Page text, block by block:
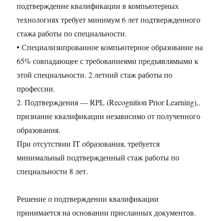
подтверждение квалификации в компьютерных
технологиях требует минимум 6 лет подтвержденного
стажа работы по специальности.
• Специализипрованное компьютерное образование на
65% совпадающее с требованиеями предъявлямыми к
этой специальности. 2 летний стаж работы по
профессии.
2. Подтверждения — RPL (Recognition Prior Learning),.
признание квалификации независимо от полученного
образования.
При отсутствии IT образования, требуется
минимальный подтвержденный стаж работы по
специальности 8 лет.
Решение о подтверждении квалификации
принимается на основании присланных документов.